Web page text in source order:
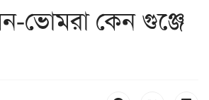
ভোমরা কেন গুঞ্জে